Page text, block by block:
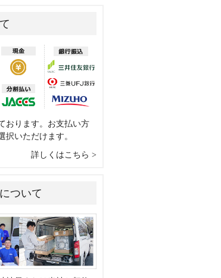
おります。お支払い方
択いただけます。
詳しくはこちら
ついて